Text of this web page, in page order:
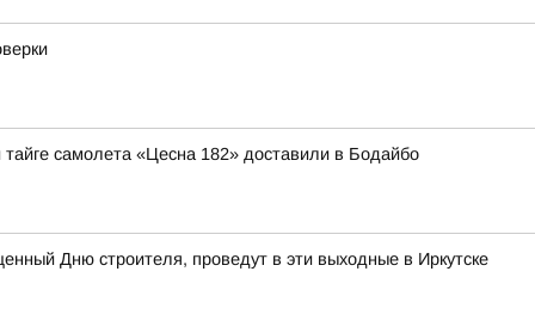
самолета «Цесна 182» доставили в Бодайбо
Дню строителя, проведут в эти выходные в Иркутске